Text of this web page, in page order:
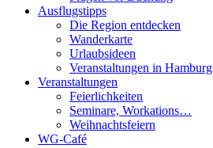
Ausflugstipps
Die Region entdecken
Wanderkarte
Urlaubsideen
Veranstaltungen in Hamburg
Veranstaltungen
Feierlichkeiten
Seminare, Workations…
Weihnachtsfeiern
WG-Café